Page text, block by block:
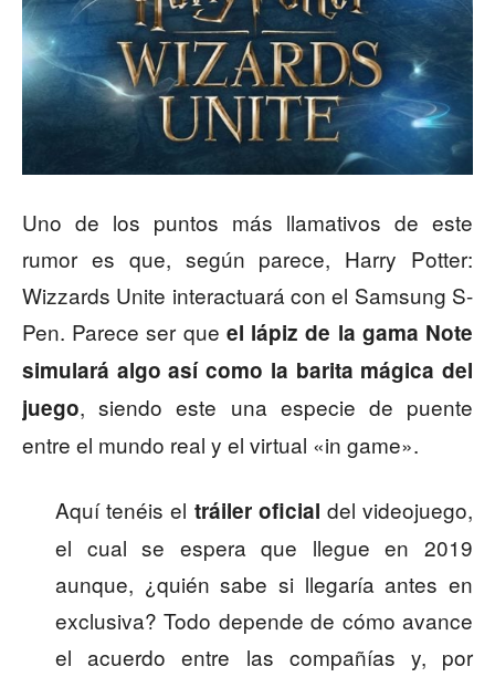
Uno de los puntos más llamativos de este
rumor es que, según parece, Harry Potter:
Wizzards Unite interactuará con el Samsung S-
Pen. Parece ser que el lápiz de la gama Note
simulará algo así como la barita mágica del
juego, siendo este una especie de puente
entre el mundo real y el virtual «in game».
Aquí tenéis el tráiler oficial del videojuego,
el cual se espera que llegue en 2019
aunque, ¿quién sabe si llegaría antes en
exclusiva? Todo depende de cómo avance
el acuerdo entre las compañías y, por